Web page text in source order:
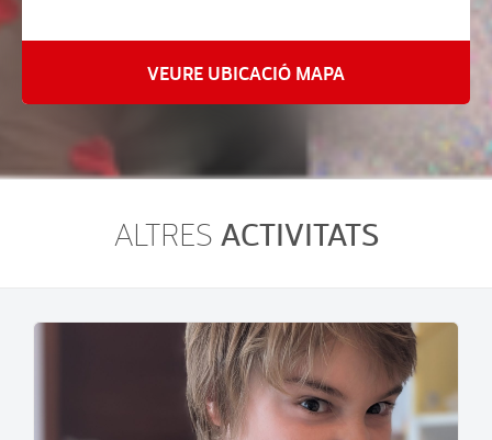
VEURE UBICACIÓ MAPA
ALTRES ACTIVITATS